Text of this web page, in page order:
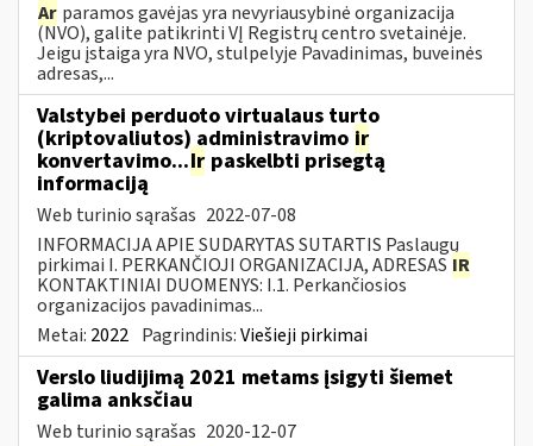
Ar paramos gavėjas yra nevyriausybinė organizacija
(NVO), galite patikrinti VĮ Registrų centro svetainėje.
Jeigu įstaiga yra NVO, stulpelyje Pavadinimas, buveinės
adresas,...
Valstybei perduoto virtualaus turto
(kriptovaliutos) administravimo ir
konvertavimo...Ir paskelbti prisegtą
informaciją
Web turinio sąrašas 2022-07-08
INFORMACIJA APIE SUDARYTAS SUTARTIS Paslaugų
pirkimai I. PERKANČIOJI ORGANIZACIJA, ADRESAS IR
KONTAKTINIAI DUOMENYS: I.1. Perkančiosios
organizacijos pavadinimas...
Metai: 2022 Pagrindinis:Viešieji pirkimai
Verslo liudijimą 2021 metams įsigyti šiemet
galima anksčiau
Web turinio sąrašas 2020-12-07